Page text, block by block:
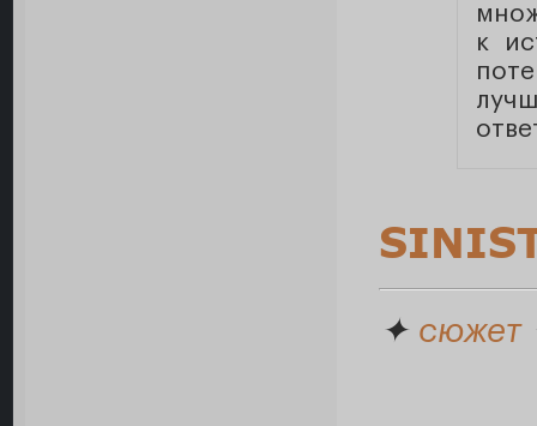
к
✦ сюжет